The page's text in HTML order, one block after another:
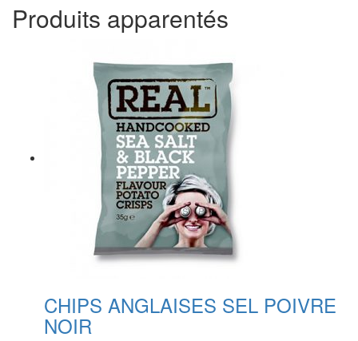
Produits apparentés
CHIPS ANGLAISES SEL POIVRE
NOIR